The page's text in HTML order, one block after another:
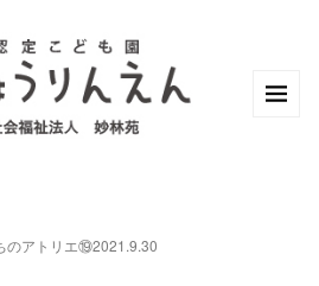
のアトリエ⑲2021.9.30